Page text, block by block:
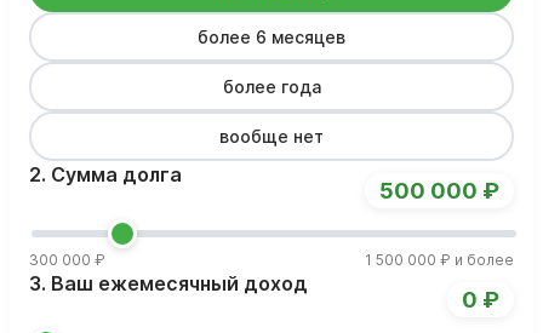
более 6 месяцев
более года
вообще нет
2. Сумма долга
300 000 ₽ 1 500 000 ₽ и более
500 000 ₽
3. Ваш ежемесячный доход
0 ₽